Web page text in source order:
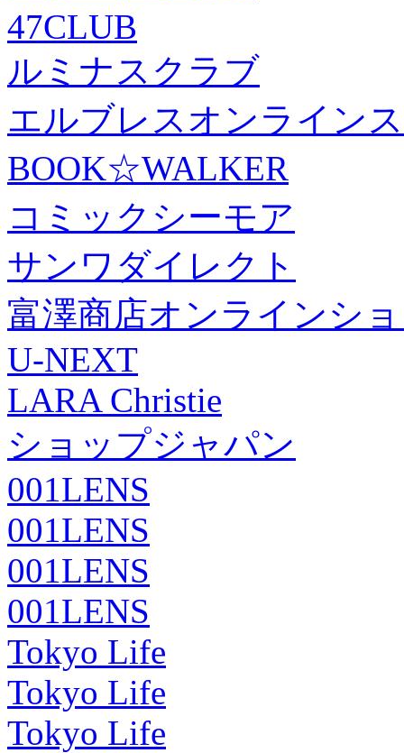
47CLUB
ルミナスクラブ
エルブレスオンライン
BOOK☆WALKER
コミックシーモア
サンワダイレクト
富澤商店オンラインシ
U-NEXT
LARA Christie
ショップジャパン
001LENS
001LENS
001LENS
001LENS
Tokyo Life
Tokyo Life
Tokyo Life